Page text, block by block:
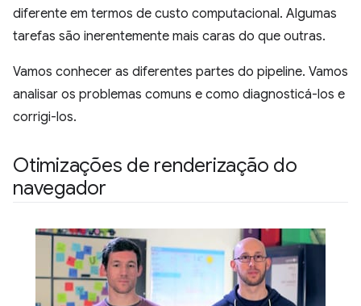
diferente em termos de custo computacional. Algumas
tarefas são inerentemente mais caras do que outras.
Vamos conhecer as diferentes partes do pipeline. Vamos
analisar os problemas comuns e como diagnosticá-los e
corrigi-los.
Otimizações de renderização do
navegador